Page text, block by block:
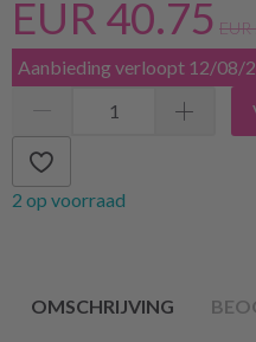
EUR 40.75
Aanbieding verloopt 12/08/
2 op voorraad
OMSCHRIJVING